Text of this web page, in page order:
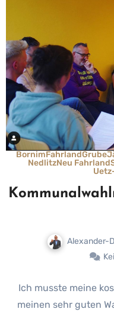
BornimFahrlandGrube
NedlitzNeu Fahrland
Alexander-
Ich musste meine
meinen sehr guten